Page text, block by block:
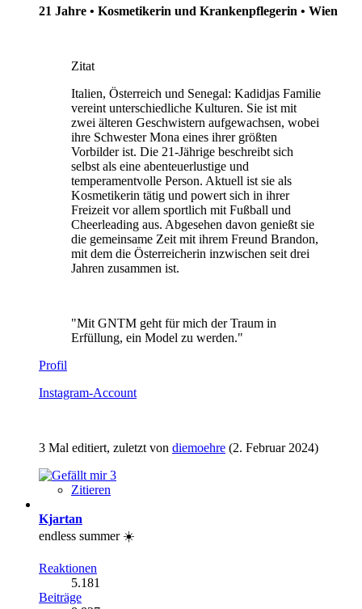
21 Jahre • Kosmetikerin und Krankenpflegerin • Wien
Zitat
Italien, Österreich und Senegal: Kadidjas Familie
vereint unterschiedliche Kulturen. Sie ist mit
zwei älteren Geschwistern aufgewachsen, wobei
ihre Schwester Mona eines ihrer größten
Vorbilder ist. Die 21-Jährige beschreibt sich
selbst als eine abenteuerlustige und
temperamentvolle Person. Aktuell ist sie als
Kosmetikerin tätig und powert sich in ihrer
Freizeit vor allem sportlich mit Fußball und
Cheerleading aus. Abgesehen davon genießt sie
die gemeinsame Zeit mit ihrem Freund Brandon,
mit dem die Österreicherin inzwischen seit drei
Jahren zusammen ist.
"Mit GNTM geht für mich der Traum in
Erfüllung, ein Model zu werden."
Profil
Instagram-Account
3 Mal editiert, zuletzt von diemoehre (2. Februar 2024)
3
Zitieren
Kjartan
endless summer ☀️
Reaktionen
5.181
Beiträge